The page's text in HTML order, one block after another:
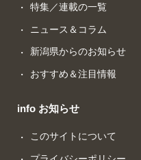
特集／連載の一覧
ニュース＆コラム
新潟県からのお知らせ
おすすめ＆注目情報
info お知らせ
このサイトについて